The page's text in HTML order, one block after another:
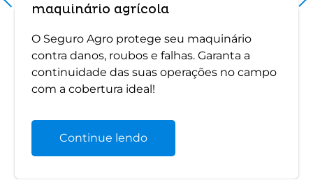
maquinário agrícola
O Seguro Agro protege seu maquinário
contra danos, roubos e falhas. Garanta a
continuidade das suas operações no campo
com a cobertura ideal!
Continue lendo